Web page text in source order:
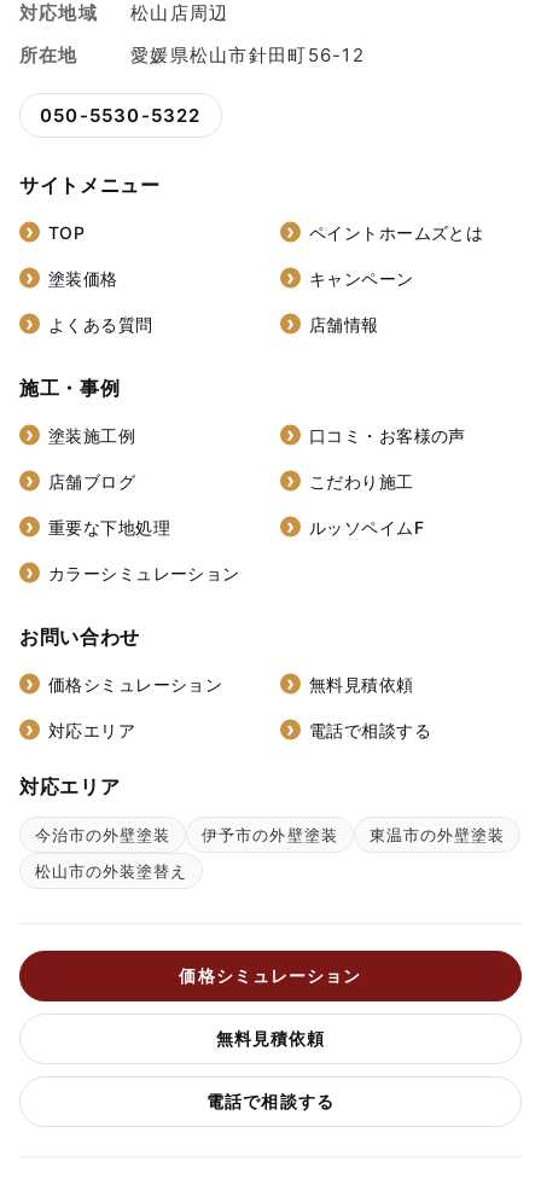
対応地域
松山店周辺
所在地
愛媛県松山市針田町56-12
050-5530-5322
サイトメニュー
TOP ペイントホームズとは
塗装価格 キャンペーン
よくある質問 店舗情報
施工・事例
塗装施工例 口コミ・お客様の声
店舗ブログ こだわり施工
重要な下地処理 ルッソペイムF
カラーシミュレーション
お問い合わせ
価格シミュレーション 無料見積依頼
対応エリア 電話で相談する
対応エリア
今治市の外壁塗装 伊予市の外壁塗装
東温市の外壁塗装
松山市の外装塗替え
価格シミュレーション
無料見積依頼
電話で相談する